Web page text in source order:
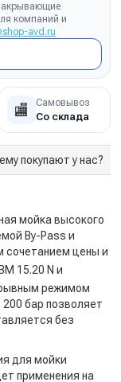
компаний и
avd.ru
🏬 Самовывоз
Со склада
покупают у нас?
мойка высокого
By-Pass и
цены и
BM 15.20 N и
режимом
бар позволяет
без
для мойки
применения на